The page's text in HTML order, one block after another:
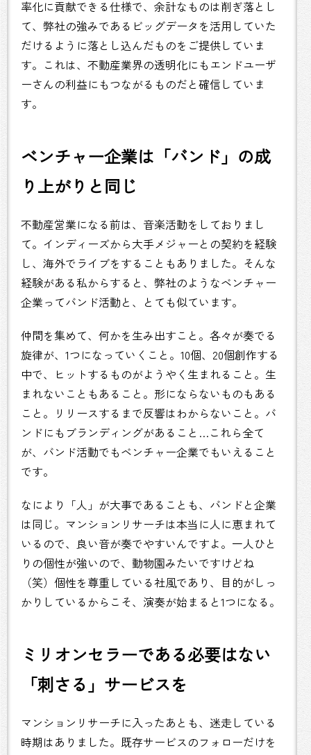
率化に貢献できる仕様で、余計なものは削ぎ落とし
て、弊社の強みであるビッグデータを活用していた
だけるように落とし込んだものをご提供していま
す。これは、不動産業界の透明化にもエンドユーザ
ーさんの利益にもつながるものだと確信していま
す。
ベンチャー企業は「バンド」の成
り上がりと同じ
不動産営業になる前は、音楽活動をしておりまし
て。インディーズから大手メジャーとの契約を経験
し、海外でライブをすることもありました。そんな
経験がある私からすると、弊社のようなベンチャー
企業ってバンド活動と、とても似ています。
仲間を集めて、何かを生み出すこと。各々が奏でる
旋律が、1つになっていくこと。10個、20個創作する
中で、ヒットするものがようやく生まれること。生
まれないこともあること。形にならないものもある
こと。リリースするまで反響はわからないこと。バ
ンドにもブランディングがあること…これら全て
が、バンド活動でもベンチャー企業でもいえること
です。
なにより「人」が大事であることも、バンドと企業
は同じ。マンションリサーチは本当に人に恵まれて
いるので、良い音が奏でやすいんですよ。一人ひと
りの個性が強いので、動物園みたいですけどね
（笑）個性を尊重している社風であり、目的がしっ
かりしているからこそ、演奏が始まると1つになる。
ミリオンセラーである必要はない
「刺さる」サービスを
マンションリサーチに入ったあとも、迷走している
時期はありました。既存サービスのフォローだけを